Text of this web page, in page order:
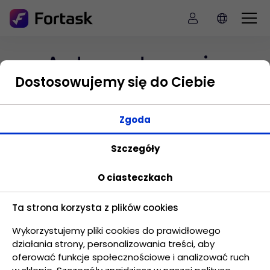
Automatyzacja
Dbając o ergonomię i wydajność pracy warto
pamiętać o automatyzacji. Istnieje wiele
elementów, które mogą wykonywać się
zespołu czy dbać o to, aby nie zapomnieć o
cyklicznych elementach.
Cykliczność
Dostosowujemy się do Ciebie
Zgoda
Szczegóły
O ciasteczkach
Ta strona korzysta z plików cookies
Wykorzystujemy pliki cookies do prawidłowego
działania strony, personalizowania treści, aby
oferować funkcje społecznościowe i analizować ruch